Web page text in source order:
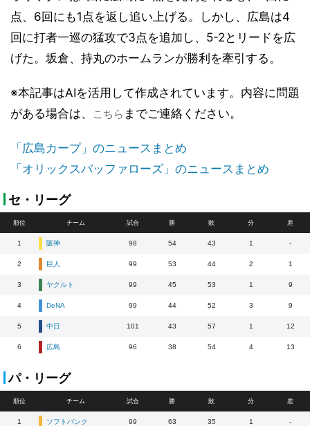
点、6回にも1点を返し追い上げる。しかし、広島は4
回に打者一巡の猛攻で3点を追加し、5-2とリードを広
げた。坂倉、持丸のホームランが勝利を牽引する。
※本記事はAIを活用して作成されています。内容に問題
がある場合は、
こちら までご連絡ください。
「広島カープ」のニュースまとめ
「オリックスバッファローズ」のニュースまとめ
セ・リーグ
順位 チーム 試合 勝 敗 分 差
1 阪神 98 54 43 1 -
2 巨人 99 53 44 2 1
3 ヤクルト 99 45 53 1 9
4 DeNA 99 44 52 3 9
5 中日 101 43 57 1 12
6 広島 96 38 54 4 13
パ・リーグ
順位 チーム 試合 勝 敗 分 差
1 ソフトバンク 99 63 35 1 -